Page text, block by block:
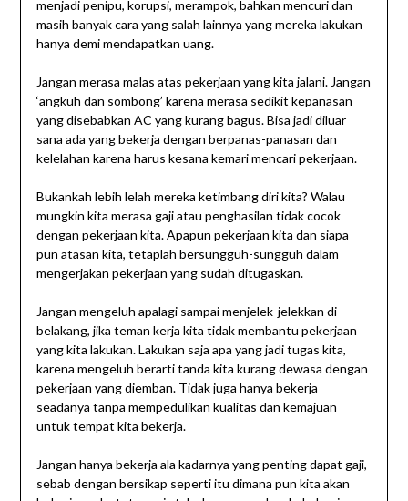
menjadi penipu, korupsi, merampok, bahkan mencuri dan
masih banyak cara yang salah lainnya yang mereka lakukan
hanya demi mendapatkan uang.
Jangan merasa malas atas pekerjaan yang kita jalani. Jangan
‘angkuh dan sombong’ karena merasa sedikit kepanasan
yang disebabkan AC yang kurang bagus. Bisa jadi diluar
sana ada yang bekerja dengan berpanas-panasan dan
kelelahan karena harus kesana kemari mencari pekerjaan.
Bukankah lebih lelah mereka ketimbang diri kita? Walau
mungkin kita merasa gaji atau penghasilan tidak cocok
dengan pekerjaan kita. Apapun pekerjaan kita dan siapa
pun atasan kita, tetaplah bersungguh-sungguh dalam
mengerjakan pekerjaan yang sudah ditugaskan.
Jangan mengeluh apalagi sampai menjelek-jelekkan di
belakang, jika teman kerja kita tidak membantu pekerjaan
yang kita lakukan. Lakukan saja apa yang jadi tugas kita,
karena mengeluh berarti tanda kita kurang dewasa dengan
pekerjaan yang diemban. Tidak juga hanya bekerja
seadanya tanpa mempedulikan kualitas dan kemajuan
untuk tempat kita bekerja.
Jangan hanya bekerja ala kadarnya yang penting dapat gaji,
sebab dengan bersikap seperti itu dimana pun kita akan